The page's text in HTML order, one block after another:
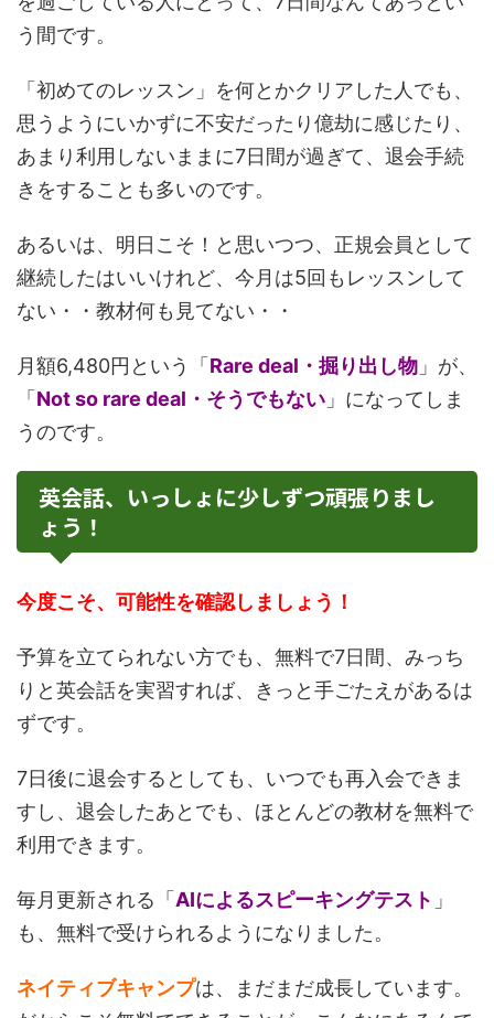
う間です。
「初めてのレッスン」を何とかクリアした人でも、
思うようにいかずに不安だったり億劫に感じたり、
あまり利用しないままに7日間が過ぎて、退会手続
きをすることも多いのです。
あるいは、明日こそ！と思いつつ、正規会員として
継続したはいいけれど、今月は5回もレッスンして
ない・・教材何も見てない・・
月額6,480円という「 Rare deal・掘り出し物 」が、
「 Not so rare deal・そうでもない 」になってしま
うのです。
英会話、いっしょに少しずつ頑張りまし
ょう！
今度こそ、可能性を確認しましょう！
予算を立てられない方でも、無料で7日間、みっち
りと英会話を実習すれば、きっと手ごたえがあるは
ずです。
7日後に退会するとしても、いつでも再入会できま
すし、退会したあとでも、ほとんどの教材を無料で
利用できます。
毎月更新される「 AIによるスピーキングテスト 」
も、無料で受けられるようになりました。
ネイティブキャンプは、まだまだ成長しています。